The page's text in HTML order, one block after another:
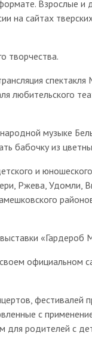
Взрослые и
на сайтах
творчества.
любительского
музыке
бабочку из
и
Ржева, Удомли,
«Гардероб
официальном
фестивалей
с
для родителей с